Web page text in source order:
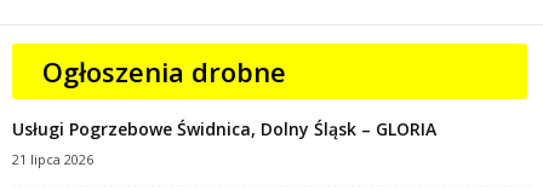
Ogłoszenia drobne
Usługi Pogrzebowe Świdnica, Dolny Śląsk – GLORIA
21 lipca 2026